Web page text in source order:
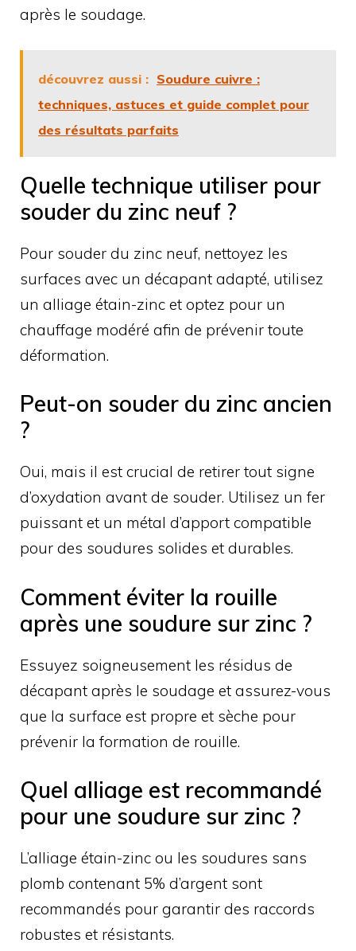
après le soudage.
découvrez aussi : Soudure cuivre :
techniques, astuces et guide complet pour
des résultats parfaits
Quelle technique utiliser pour
souder du zinc neuf ?
Pour souder du zinc neuf, nettoyez les
surfaces avec un décapant adapté, utilisez
un alliage étain-zinc et optez pour un
chauffage modéré afin de prévenir toute
déformation.
Peut-on souder du zinc ancien
?
Oui, mais il est crucial de retirer tout signe
d’oxydation avant de souder. Utilisez un fer
puissant et un métal d’apport compatible
pour des soudures solides et durables.
Comment éviter la rouille
après une soudure sur zinc ?
Essuyez soigneusement les résidus de
décapant après le soudage et assurez-vous
que la surface est propre et sèche pour
prévenir la formation de rouille.
Quel alliage est recommandé
pour une soudure sur zinc ?
L’alliage étain-zinc ou les soudures sans
plomb contenant 5% d’argent sont
recommandés pour garantir des raccords
robustes et résistants.